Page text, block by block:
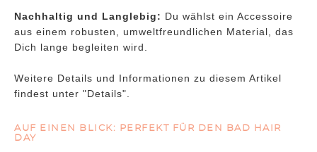
Nachhaltig und Langlebig: Du wählst ein Accessoire
aus einem robusten, umweltfreundlichen Material, das
Dich lange begleiten wird.
Weitere Details und Informationen zu diesem Artikel
findest unter "Details".
AUF EINEN BLICK: PERFEKT FÜR DEN BAD HAIR
DAY